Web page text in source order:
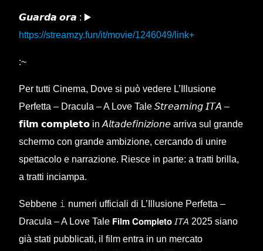
𝙂𝙪𝙖𝙧𝙙𝙖 𝙤𝙧𝙖 : ▶️
https://streamzy.fun/it/movie/1246049/link+
:~
Per tutti Cinema, Dove si può vedere L’Illusione
Perfetta – Dracula – A Love Tale 𝘚𝘵𝘳𝘦𝘢𝘮𝘪𝘯𝘨 𝘐𝘛𝘈 –
𝗳𝗶𝗹𝗺 𝗰𝗼𝗺𝗽𝗹𝗲𝘁𝗼 in 𝘈𝘭𝘵𝘢𝘥𝘦𝘧𝘪𝘯𝘪𝘻𝘪𝘰𝘯𝘦 arriva sul grande
schermo con grande ambizione, cercando di unire
spettacolo e narrazione. Riesce in parte: a tratti brilla,
a tratti inciampa.
Sebbene 𝚒 numeri ufficiali di L’Illusione Perfetta –
Dracula – A Love Tale 𝗙𝗶𝗹𝗺 𝗖𝗼𝗺𝗽𝗹𝗲𝘁𝗼 𝘐𝘛𝘈 2025 siano
già stati pubblicati, il film entra in un mercato